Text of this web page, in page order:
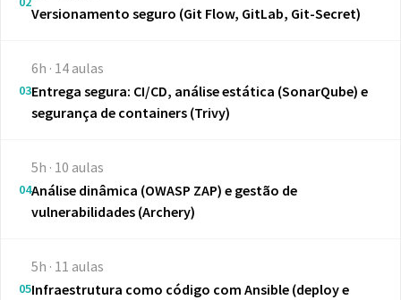
Versionamento seguro (Git Flow, GitLab, Git-Secret)
03
6h · 14 aulas
Entrega segura: CI/CD, análise estática (SonarQube) e
segurança de containers (Trivy)
04
5h · 10 aulas
Análise dinâmica (OWASP ZAP) e gestão de
vulnerabilidades (Archery)
05
5h · 11 aulas
Infraestrutura como código com Ansible (deploy e